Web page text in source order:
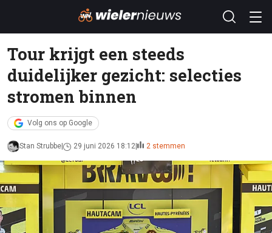
Tour krijgt een steeds
duidelijker gezicht: selecties
stromen binnen
Volg ons op Google
Stan Strubbe 29 juni 2026 18:12 2 stemmen